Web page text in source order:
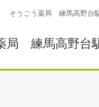
そうごう薬局 練馬高野台
局 練馬高野台